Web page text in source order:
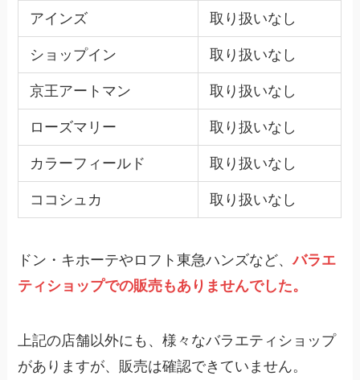
アインズ 取り扱いなし
ショップイン 取り扱いなし
京王アートマン 取り扱いなし
ローズマリー 取り扱いなし
カラーフィールド 取り扱いなし
ココシュカ 取り扱いなし
ドン・キホーテやロフト東急ハンズなど、バラエ
ティショップでの販売もありませんでした。
上記の店舗以外にも、様々なバラエティショップ
がありますが、販売は確認できていません。